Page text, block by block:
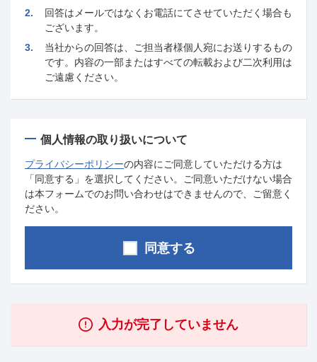
2.
回答はメールではなくお電話にてさせていただく場合も
ございます。
3.
当社からの回答は、ご担当者様個人宛にお送りするもの
です。内容の一部またはすべての転載および二次利用は
ご遠慮ください。
個人情報の取り扱いについて
プライバシーポリシーの内容にご同意していただける方は
「同意する」を選択してください。ご同意いただけない場合
は本フォームでのお問い合わせはできませんので、ご留意く
ださい。
同意する
入力が完了していません